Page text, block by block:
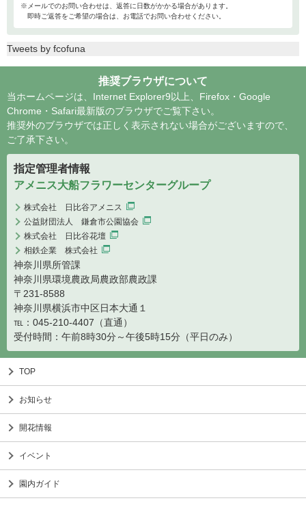
※メールでのお問い合わせは、返答に日数がかかる場合があります。
即時ご返答をご希望の場合は、お電話でお問い合わせください。
Tweets by fcofuna
推奨ブラウザについて
当ホームページは、Internet Explorer9以上、Firefox・Google
Chrome・Safari最新版のブラウザでご覧下さい。
推奨外のブラウザでは正しく表示されない場合がございますので、
ご了承下さい。
指定管理者情報
アメニス大船フラワーセンターグループ
株式会社 日比谷アメニス
公益財団法人 鎌倉市公園協会
株式会社 日比谷花壇
相鉄企業 株式会社
神奈川県所管課
神奈川県環境農政局農政部農政課
〒231-8588
神奈川県横浜市中区日本大通１
℡：045-210-4407（直通）
受付時間：午前8時30分～午後5時15分（平日のみ）
TOP
お知らせ
開花情報
イベント
園内ガイド